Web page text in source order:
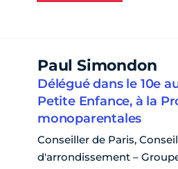
Paul Simondon
Délégué dans le 10e
Petite Enfance, à la
monoparentales
Conseiller de Paris,
d'arrondissement –